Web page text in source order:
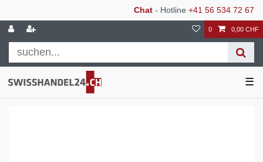
Chat - Hotline +41 56 534 72 67
0 0,00 CHF
☰